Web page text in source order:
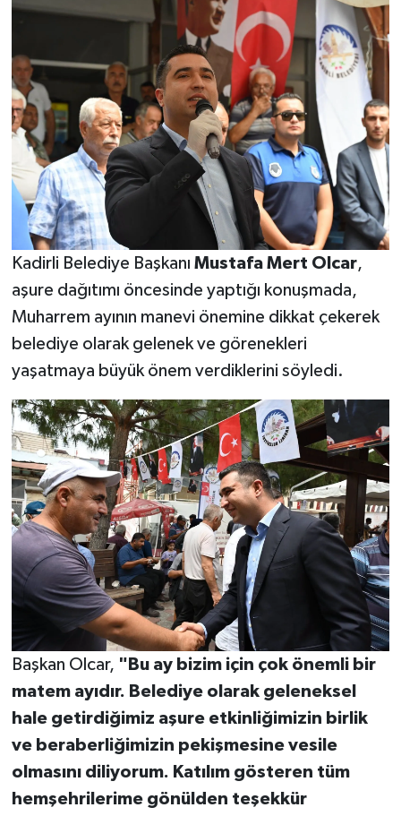
Kadirli Belediye Başkanı Mustafa Mert Olcar,
aşure dağıtımı öncesinde yaptığı konuşmada,
Muharrem ayının manevi önemine dikkat çekerek
belediye olarak gelenek ve görenekleri
yaşatmaya büyük önem verdiklerini söyledi.
Başkan Olcar, "Bu ay bizim için çok önemli bir
matem ayıdır. Belediye olarak geleneksel
hale getirdiğimiz aşure etkinliğimizin birlik
ve beraberliğimizin pekişmesine vesile
olmasını diliyorum. Katılım gösteren tüm
hemşehrilerime gönülden teşekkür